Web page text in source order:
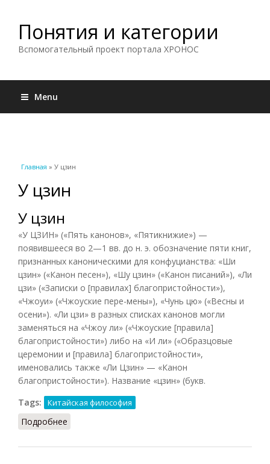
Понятия и категории
Вспомогательный проект портала ХРОНОС
Menu
Вы здесь
Главная » У цзин
У цзин
У цзин
«У ЦЗИН» («Пять канонов», «Пятикнижие») —
появившееся во 2—1 вв. до н. э. обозначение пяти книг,
признанных каноническими для конфуцианства: «Ши
цзин» («Канон песен»), «Шу цзин» («Канон писаний»), «Ли
цзи» («Записки о [правилах] благопристойности»),
«Чжоуи» («Чжоуские пере-мены»), «Чунь цю» («Весны и
осени»). «Ли цзи» в разных списках канонов могли
заменяться на «Чжоу ли» («Чжоуские [правила]
благопристойности») либо на «И ли» («Образцовые
церемонии и [правила] благопристойности»,
именовались также «Ли Цзин» — «Канон
благопристойности»). Название «цзин» (букв.
Tags:
Китайская философия
Подробнее